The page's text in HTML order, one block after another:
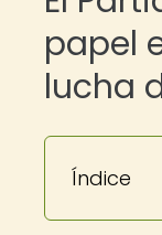
papel
lucha
Índice